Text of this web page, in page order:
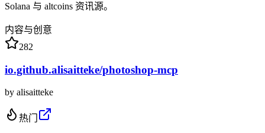
Solana 与 altcoins 资讯源。
内容与创意
282
io.github.alisaitteke/photoshop-mcp
by alisaitteke
热门